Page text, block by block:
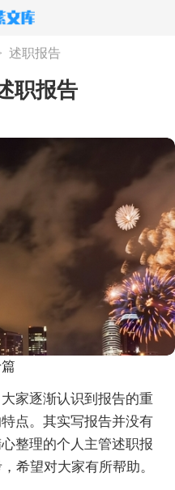
述职报告
职报告
家逐渐认识到报告的重
点。其实写报告并没有
整理的个人主管述职报
希望对大家有所帮助。